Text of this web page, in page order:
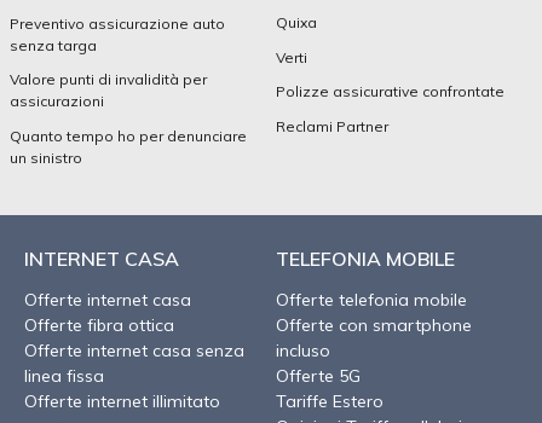
Preventivo assicurazione auto
senza targa
Valore punti di invalidità per
assicurazioni
Quanto tempo ho per denunciare
un sinistro
Quixa
Verti
Polizze assicurative confrontate
Reclami Partner
INTERNET CASA
Offerte internet casa
Offerte fibra ottica
Offerte internet casa senza
linea fissa
Offerte internet illimitato
TELEFONIA MOBILE
Offerte telefonia mobile
Offerte con smartphone
incluso
Offerte 5G
Tariffe Estero